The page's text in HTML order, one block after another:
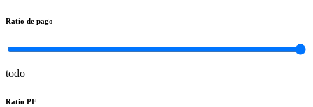
Ratio de pago
todo
Ratio PE